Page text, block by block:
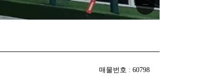
매물번호 : 60798